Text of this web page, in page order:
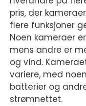
pris, der
flere funksjoner
Noen kameraer
mens andre er
og vind.
variere, med
batterier og
strømnettet.